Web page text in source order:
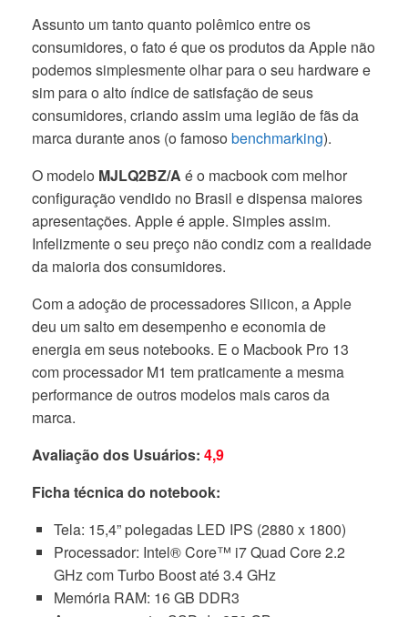
Assunto um tanto quanto polêmico entre os
consumidores, o fato é que os produtos da Apple não
podemos simplesmente olhar para o seu hardware e
sim para o alto índice de satisfação de seus
consumidores, criando assim uma legião de fãs da
marca durante anos (o famoso benchmarking).
O modelo MJLQ2BZ/A é o macbook com melhor
configuração vendido no Brasil e dispensa maiores
apresentações. Apple é apple. Simples assim.
Infelizmente o seu preço não condiz com a realidade
da maioria dos consumidores.
Com a adoção de processadores Silicon, a Apple
deu um salto em desempenho e economia de
energia em seus notebooks. E o Macbook Pro 13
com processador M1 tem praticamente a mesma
performance de outros modelos mais caros da
marca.
Avaliação dos Usuários: 4,9
Ficha técnica do notebook:
Tela: 15,4” polegadas LED IPS (2880 x 1800)
Processador: Intel® Core™ i7 Quad Core 2.2
GHz com Turbo Boost até 3.4 GHz
Memória RAM: 16 GB DDR3